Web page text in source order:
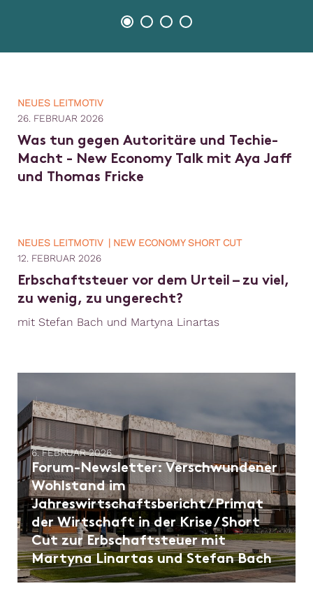
NEUES LEITMOTIV
26. FEBRUAR 2026
Was tun gegen Autoritäre und Techie-
Macht - New Economy Talk mit Aya Jaff
und Thomas Fricke
NEUES LEITMOTIV | NEW ECONOMY SHORT CUT
12. FEBRUAR 2026
Erbschaftsteuer vor dem Urteil – zu viel,
zu wenig, zu ungerecht?
mit Stefan Bach und Martyna Linartas
6. FEBRUAR 2026
Forum-Newsletter: ​Verschwundener
Wohlstand im
Jahreswirtschaftsbericht / Primat
der Wirtschaft in der Krise / Short
Cut zur Erbschaftsteuer mit
Martyna Linartas und Stefan Bach